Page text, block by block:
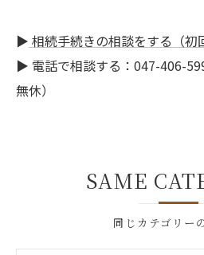
▶︎ 相続手続きの相談をする（初
▶︎ 電話で相談する：047-406-
無休）
同じカテゴリー
SAME